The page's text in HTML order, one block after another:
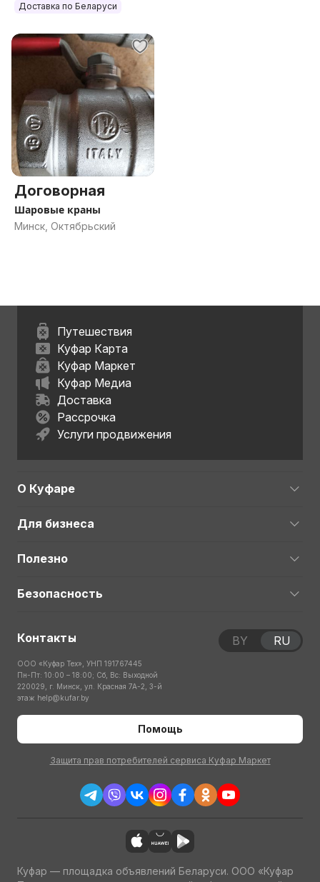
Доставка по Беларуси
Договорная
Шаровые краны
Минск, Октябрьский
Путешествия
Куфар Карта
Куфар Маркет
Куфар Медиа
Доставка
Рассрочка
Услуги продвижения
О Куфаре
Для бизнеса
Полезно
Безопасность
Контакты
ООО «Куфар Тех», УНП 191767445
Пн-Пт: 10:00 – 18:00; Сб, Вс: Выходной
220029, г. Минск, ул. Красная 7А-2, 3-й
этаж help@kufar.by
Помощь
Защита прав потребителей сервиса Куфар Маркет
BY RU
Куфар — площадка объявлений Беларуси. ООО «Куфар